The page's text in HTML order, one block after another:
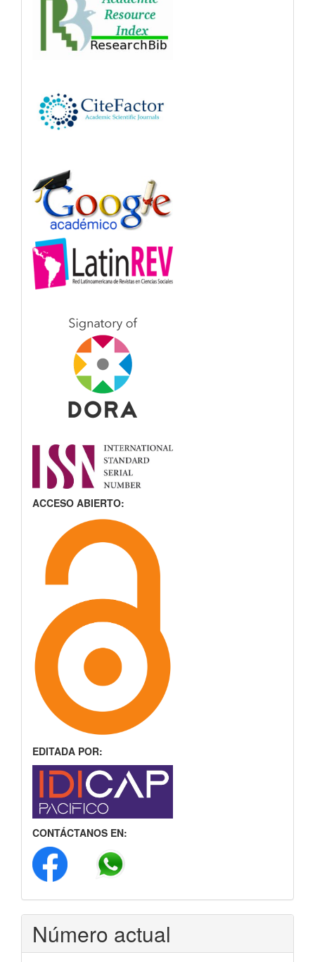
ACCESO ABIERTO:
EDITADA POR:
CONTÁCTANOS EN:
Número actual